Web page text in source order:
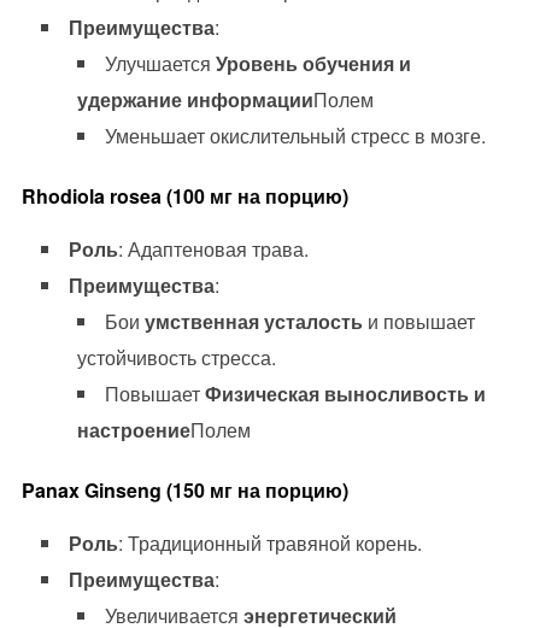
Преимущества:
Улучшается Уровень обучения и
удержание информацииПолем
Уменьшает окислительный стресс в мозге.
Rhodiola rosea (100 мг на порцию)
Роль: Адаптеновая трава.
Преимущества:
Бои умственная усталость и повышает
устойчивость стресса.
ПовышаетФизическая выносливость и
настроениеПолем
Panax Ginseng (150 мг на порцию)
Роль: Традиционный травяной корень.
Преимущества:
Увеличивается энергетический